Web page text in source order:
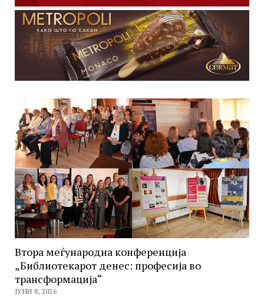
Втора меѓународна конференција
„Библиотекарот денес: професија во
трансформација“
ЈУНИ 8, 2026